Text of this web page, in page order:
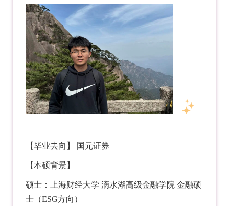
【毕业去向】 国元证券
【本硕背景】
硕士：上海财经大学 滴水湖高级金融学院 金融硕
士（ESG方向）